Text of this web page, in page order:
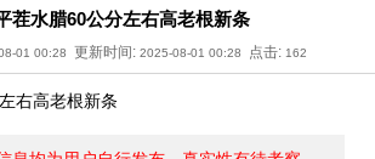
茬水腊60公分左右高老根新条
01 00:28 更新时间: 2025-08-01 00:28 点击: 162
右高老根新条